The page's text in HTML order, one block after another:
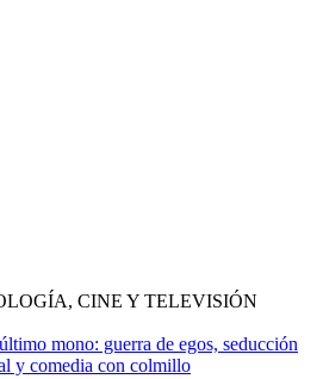
CINE Y TELEVISIÓN
mono: guerra de egos, seducción
y comedia con colmillo